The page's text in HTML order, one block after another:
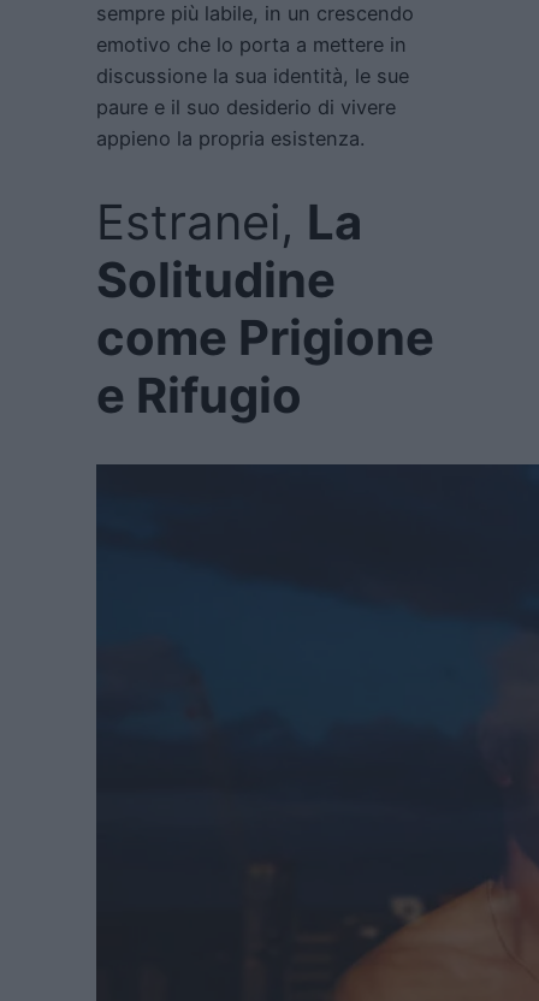
sempre più labile, in un crescendo
emotivo che lo porta a mettere in
discussione la sua identità, le sue
paure e il suo desiderio di vivere
appieno la propria esistenza.
Estranei, La
Solitudine
come Prigione
e Rifugio